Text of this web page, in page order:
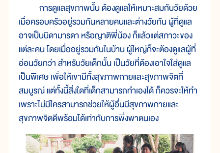
การดูแลสุขภาพนั้น ต้องดูแลให้เหมาะสมกับวัยด้วย
เมื่อครอบครัวอยู่รวมกันหลายคนและต่างวัยกัน ผู้ที่ดูแล
อาจเป็นบิดามารดา หรือญาติพี่น้อง ก็แล้วแต่สภาวะของ
แต่ละคน โดยเมื่ออยู่รวมกันในบ้าน ผู้ใหญ่ก็จะต้องดูแลผู้ที่
อ่อนวัยกว่า สำหรับวัยเด็กนั้น เป็นวัยที่ต้องเอาใจใส่ดูแล
เป็นพิเศษ เพื่อให้เขามีทั้งสุขภาพกายและสุขภาพจิตที่
สมบูรณ์ แต่ทั้งนี้สิ่งใดที่เด็กสามารถทำเองได้ ก็ควรจะให้ทำ
เพราะไม่มีใครสามารถช่วยให้ผู้อื่นมีสุขภาพกายและ
สุขภาพจิตดีพร้อมได้เท่ากับการพึ่งพาตนเอง